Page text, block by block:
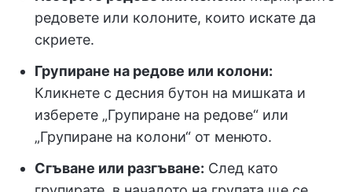
редовете или колоните, които искате да
скриете.
Групиране на редове или колони:
Кликнете с десния бутон на мишката и
изберете „Групиране на редове“ или
„Групиране на колони“ от менюто.
Сгъване или разгъване: След като